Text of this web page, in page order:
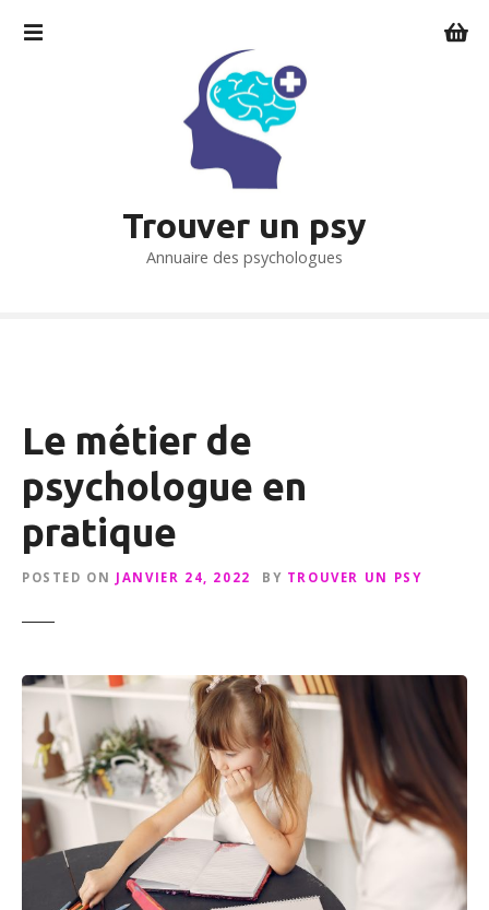
Trouver un psy
Annuaire des psychologues
Le métier de
psychologue en
pratique
POSTED ON JANVIER 24, 2022 BY TROUVER UN PSY